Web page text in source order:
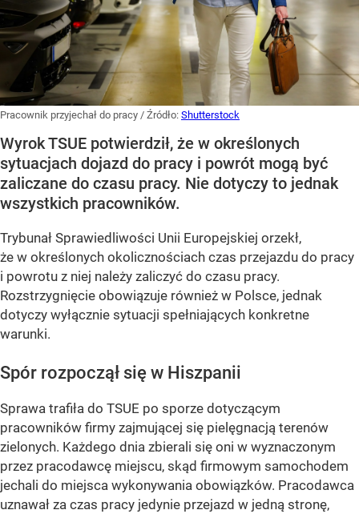
Pracownik przyjechał do pracy / Źródło: Shutterstock
Wyrok TSUE potwierdził, że w określonych
sytuacjach dojazd do pracy i powrót mogą być
zaliczane do czasu pracy. Nie dotyczy to jednak
wszystkich pracowników.
Trybunał Sprawiedliwości Unii Europejskiej orzekł,
że w określonych okolicznościach czas przejazdu do pracy
i powrotu z niej należy zaliczyć do czasu pracy.
Rozstrzygnięcie obowiązuje również w Polsce, jednak
dotyczy wyłącznie sytuacji spełniających konkretne
warunki.
Spór rozpoczął się w Hiszpanii
Sprawa trafiła do TSUE po sporze dotyczącym
pracowników firmy zajmującej się pielęgnacją terenów
zielonych. Każdego dnia zbierali się oni w wyznaczonym
przez pracodawcę miejscu, skąd firmowym samochodem
jechali do miejsca wykonywania obowiązków. Pracodawca
uznawał za czas pracy jedynie przejazd w jedną stronę,